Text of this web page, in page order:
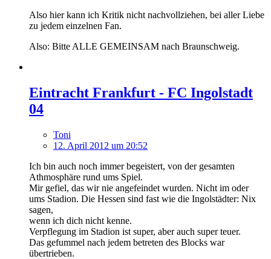
Also hier kann ich Kritik nicht nachvollziehen, bei aller Liebe
zu jedem einzelnen Fan.
Also: Bitte ALLE GEMEINSAM nach Braunschweig.
Eintracht Frankfurt - FC Ingolstadt
04
Toni
12. April 2012 um 20:52
Ich bin auch noch immer begeistert, von der gesamten
Athmosphäre rund ums Spiel.
Mir gefiel, das wir nie angefeindet wurden. Nicht im oder
ums Stadion. Die Hessen sind fast wie die Ingolstädter: Nix
sagen,
wenn ich dich nicht kenne.
Verpflegung im Stadion ist super, aber auch super teuer.
Das gefummel nach jedem betreten des Blocks war
übertrieben.